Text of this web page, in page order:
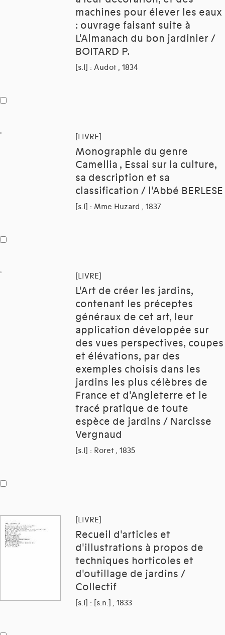
machines pour élever les eaux
: ouvrage faisant suite à
L'Almanach du bon jardinier /
BOITARD P.
[s.l] : Audot , 1834
[LIVRE]
Monographie du genre
Camellia , Essai sur la culture,
sa description et sa
classification / l'Abbé BERLESE
[s.l] : Mme Huzard , 1837
[LIVRE]
L'Art de créer les jardins,
contenant les préceptes
généraux de cet art, leur
application développée sur
des vues perspectives, coupes
et élévations, par des
exemples choisis dans les
jardins les plus célèbres de
France et d'Angleterre et le
tracé pratique de toute
espèce de jardins / Narcisse
Vergnaud
[s.l] : Roret , 1835
[LIVRE]
Recueil d'articles et
d'illustrations à propos de
techniques horticoles et
d'outillage de jardins /
Collectif
[s.l] : [s.n.] , 1833